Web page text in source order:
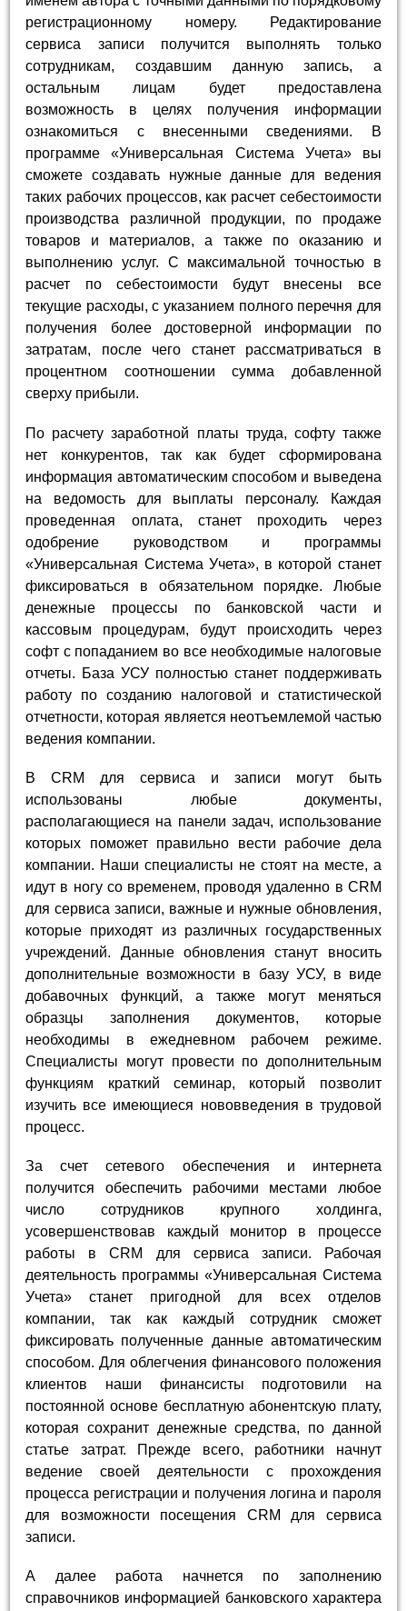
регистрационному номеру. Редактирование
сервиса записи получится выполнять только
сотрудникам, создавшим данную запись, а
остальным лицам будет предоставлена
возможность в целях получения информации
ознакомиться с внесенными сведениями. В
программе «Универсальная Система Учета» вы
сможете создавать нужные данные для ведения
таких рабочих процессов, как расчет себестоимости
производства различной продукции, по продаже
товаров и материалов, а также по оказанию и
выполнению услуг. С максимальной точностью в
расчет по себестоимости будут внесены все
текущие расходы, с указанием полного перечня для
получения более достоверной информации по
затратам, после чего станет рассматриваться в
процентном соотношении сумма добавленной
сверху прибыли.
По расчету заработной платы труда, софту также
нет конкурентов, так как будет сформирована
информация автоматическим способом и выведена
на ведомость для выплаты персоналу. Каждая
проведенная оплата, станет проходить через
одобрение руководством и программы
«Универсальная Система Учета», в которой станет
фиксироваться в обязательном порядке. Любые
денежные процессы по банковской части и
кассовым процедурам, будут происходить через
софт с попаданием во все необходимые налоговые
отчеты. База УСУ полностью станет поддерживать
работу по созданию налоговой и статистической
отчетности, которая является неотъемлемой частью
ведения компании.
В CRM для сервиса и записи могут быть
использованы любые документы,
располагающиеся на панели задач, использование
которых поможет правильно вести рабочие дела
компании. Наши специалисты не стоят на месте, а
идут в ногу со временем, проводя удаленно в CRM
для сервиса записи, важные и нужные обновления,
которые приходят из различных государственных
учреждений. Данные обновления станут вносить
дополнительные возможности в базу УСУ, в виде
добавочных функций, а также могут меняться
образцы заполнения документов, которые
необходимы в ежедневном рабочем режиме.
Специалисты могут провести по дополнительным
функциям краткий семинар, который позволит
изучить все имеющиеся нововведения в трудовой
процесс.
За счет сетевого обеспечения и интернета
получится обеспечить рабочими местами любое
число сотрудников крупного холдинга,
усовершенствовав каждый монитор в процессе
работы в CRM для сервиса записи. Рабочая
деятельность программы «Универсальная Система
Учета» станет пригодной для всех отделов
компании, так как каждый сотрудник сможет
фиксировать полученные данные автоматическим
способом. Для облегчения финансового положения
клиентов наши финансисты подготовили на
постоянной основе бесплатную абонентскую плату,
которая сохранит денежные средства, по данной
статье затрат. Прежде всего, работники начнут
ведение своей деятельности с прохождения
процесса регистрации и получения логина и пароля
для возможности посещения CRM для сервиса
записи.
А далее работа начнется по заполнению
справочников информацией банковского характера